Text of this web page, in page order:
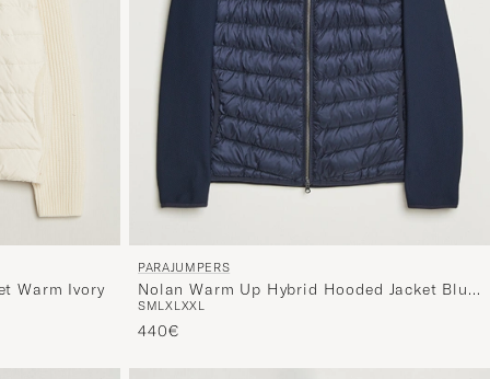
Warm Ivory
PARAJUMPERS
Nolan Warm Up Hybrid Hooded Jacket Blue
Navy
SMLXL XXL
440€